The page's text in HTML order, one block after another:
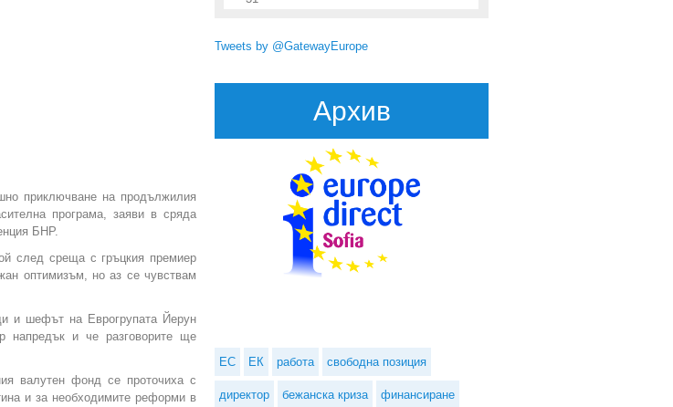
приключване на продължилия
програма, заяви в сряда
БНР.
след среща с гръцкия премиер
оптимизъм, но аз се чувствам
и шефът на Еврогрупата Йерун
напредък и че разговорите ще
валутен фонд се проточиха с
и за необходимите реформи в
Tweets by @GatewayEurope
Архив
ЕС ЕК работа свободна позиция
директор бежанска криза финансиране